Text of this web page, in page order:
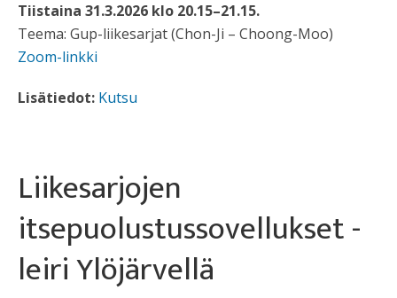
Tiistaina 31.3.2026 klo 20.15–21.15.
Teema: Gup-liikesarjat (Chon-Ji – Choong-Moo)
Zoom-linkki
Lisätiedot: Kutsu
Liikesarjojen
itsepuolustussovellukset -
leiri Ylöjärvellä